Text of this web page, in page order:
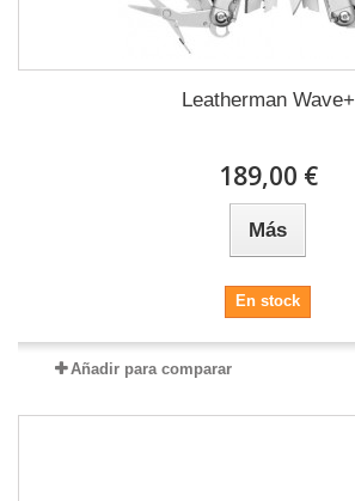
Leatherman Wave+
189,00 €
Más
En stock
Añadir para comparar